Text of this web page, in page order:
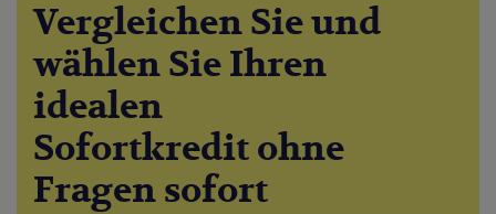
Vergleichen Sie und
wählen Sie Ihren
idealen
Sofortkredit ohne
Fragen sofort